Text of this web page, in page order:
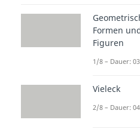
Formen
Figuren
1/8 – Dauer:
Vieleck
2/8 – Dauer: